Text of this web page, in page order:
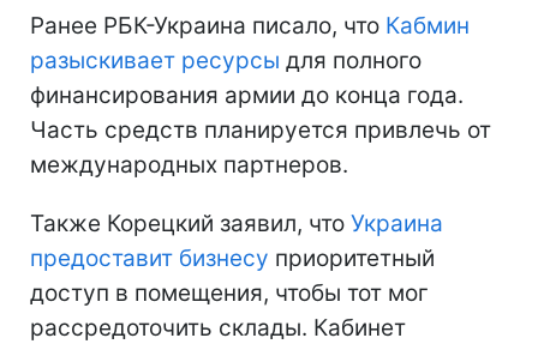
Ранее РБК-Украина писало, что Кабмин
разыскивает ресурсы для полного
финансирования армии до конца года.
Часть средств планируется привлечь от
международных партнеров.
Также Корецкий заявил, что Украина
предоставит бизнесу приоритетный
доступ в помещения, чтобы тот мог
рассредоточить склады. Кабинет